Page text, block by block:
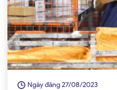
Ngày đăng 27/08/2023